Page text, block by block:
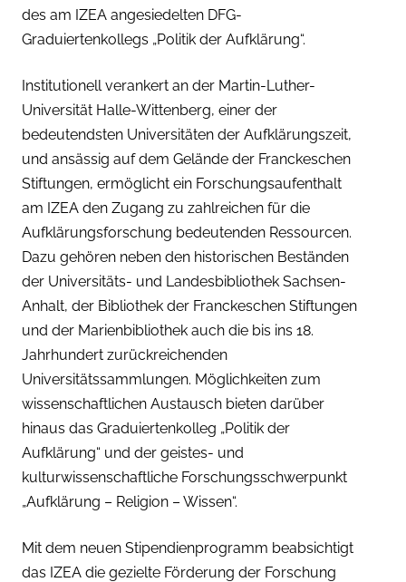
des am IZEA angesiedelten DFG-
Graduiertenkollegs „Politik der Aufklärung“.
Institutionell verankert an der Martin-Luther-
Universität Halle-Wittenberg, einer der
bedeutendsten Universitäten der Aufklärungszeit,
und ansässig auf dem Gelände der Franckeschen
Stiftungen, ermöglicht ein Forschungsaufenthalt
am IZEA den Zugang zu zahlreichen für die
Aufklärungsforschung bedeutenden Ressourcen.
Dazu gehören neben den historischen Beständen
der Universitäts- und Landesbibliothek Sachsen-
Anhalt, der Bibliothek der Franckeschen Stiftungen
und der Marienbibliothek auch die bis ins 18.
Jahrhundert zurückreichenden
Universitätssammlungen. Möglichkeiten zum
wissenschaftlichen Austausch bieten darüber
hinaus das Graduiertenkolleg „Politik der
Aufklärung“ und der geistes- und
kulturwissenschaftliche Forschungsschwerpunkt
„Aufklärung – Religion – Wissen“.
Mit dem neuen Stipendienprogramm beabsichtigt
das IZEA die gezielte Förderung der Forschung